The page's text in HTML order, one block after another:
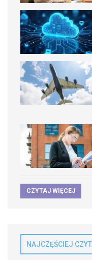
CZYTAJ WIĘCEJ
NAJCZĘŚCIEJ